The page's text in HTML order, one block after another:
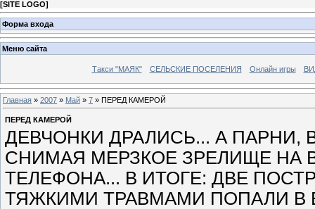
[SITE LOGO]
Форма входа
Меню сайта
Такси "МАЯК" СЕЛЬСКИЕ ПОСЕЛЕНИЯ Онлайн игры
Главная » 2007 » Май » 7 » ПЕРЕД КАМЕРОЙ
ПЕРЕД КАМЕРОЙ
ДЕВЧОНКИ ДРАЛИСЬ... А ПАРНИ,
СНИМАЯ МЕРЗКОЕ ЗРЕЛИЩЕ НА
ТЕЛЕФОНА... В ИТОГЕ: ДВЕ
ТЯЖКИМИ ТРАВМАМИ ПОПАЛИ В